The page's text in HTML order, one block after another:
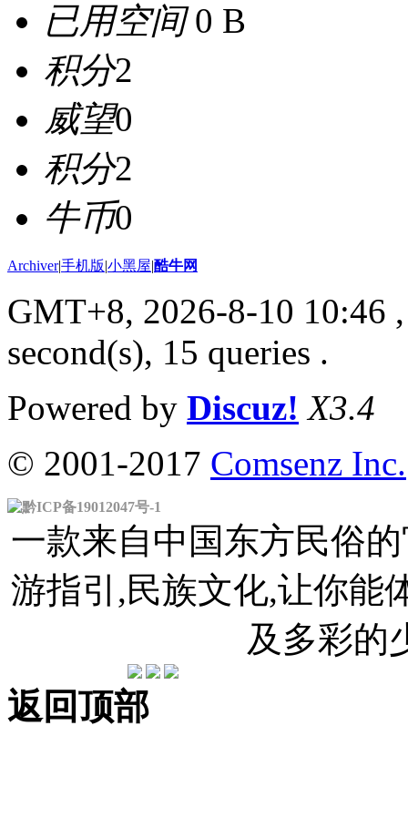
已用空间0 B
积分2
威望0
积分2
牛币0
Archiver|手机版|小黑屋|酷牛网
GMT+8, 2026-8-10 10:46
second(s), 15 queries .
Powered by Discuz! X3.4
© 2001-2017 Comsenz Inc.
黔ICP备19012047号-1
一款来自中国东方民俗
游指引,民族文化,让你能
及多彩的
返回顶部